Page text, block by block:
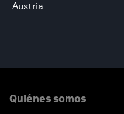
Austria
Quiénes somos